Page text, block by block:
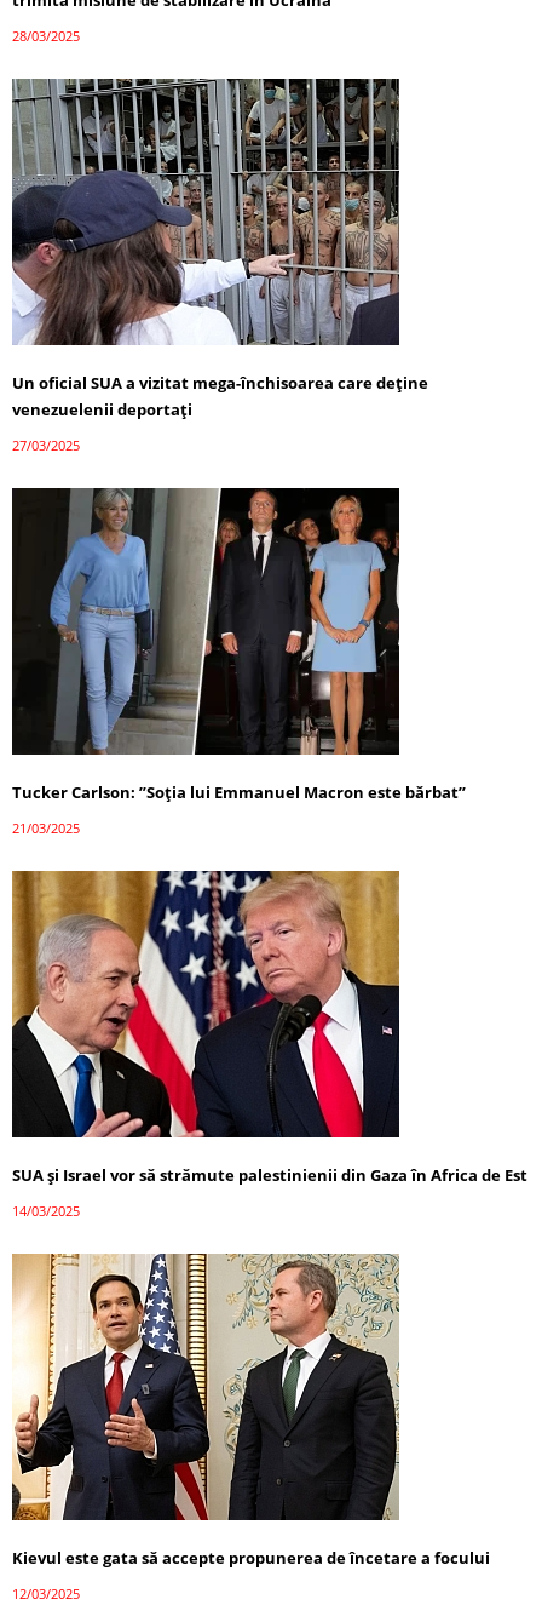
28/03/2025
Un oficial SUA a vizitat mega-închisoarea care deține
venezuelenii deportați
27/03/2025
Tucker Carlson: ”Soția lui Emmanuel Macron este bărbat”
21/03/2025
SUA și Israel vor să strămute palestinienii din Gaza în Africa de Est
14/03/2025
Kievul este gata să accepte propunerea de încetare a focului
12/03/2025